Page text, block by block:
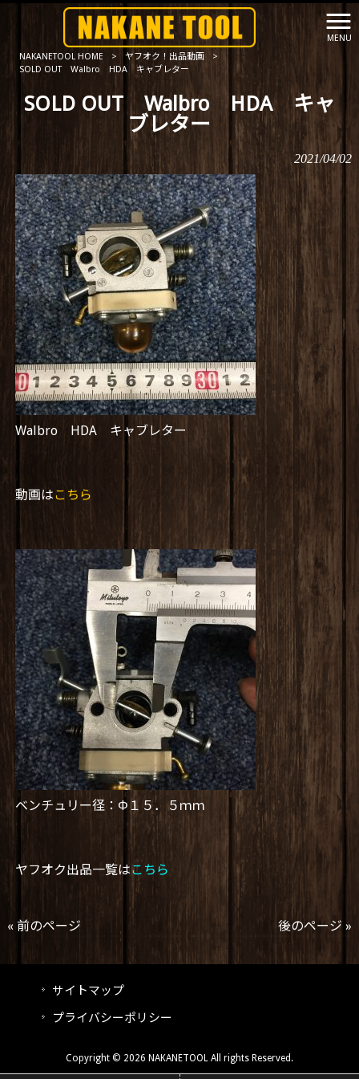
MENU
NAKANETOOL HOME
> ヤフオク！出品動画
>
SOLD OUT Walbro HDA キャブレター
SOLD OUT Walbro HDA キャ
ブレター
2021/04/02
Walbro HDA キャブレター
動画はこちら
ベンチュリー径：Φ１５．５ｍｍ
ヤフオク出品一覧はこちら
« 前のページ 後のページ »
サイトマップ
プライバシーポリシー
Copyright © 2026 NAKANETOOL All rights Reserved.